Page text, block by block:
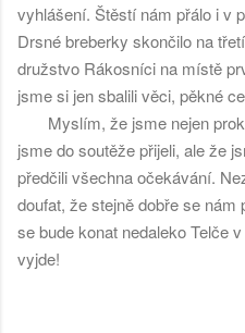
vyhlášení. Štěstí nám přálo i v
Drsné breberky skončilo na
družstvo Rákosníci na místě
jsme si jen sbalili věci, pěkné
Myslím, že jsme nejen
jsme do soutěže přijeli, ale že
předčili všechna očekávání.
doufat, že stejně dobře se
se bude konat nedaleko Telče
vyjde!